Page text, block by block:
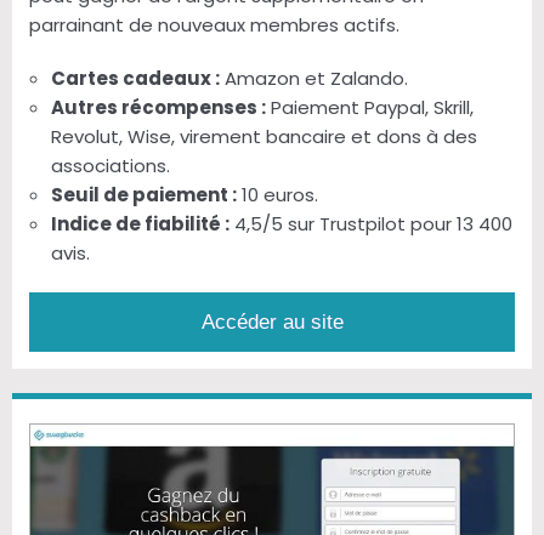
parrainant de nouveaux membres actifs.
Cartes cadeaux :Amazon et Zalando.
Autres récompenses :Paiement Paypal, Skrill,
Revolut, Wise, virement bancaire et dons à des
associations.
Seuil de paiement :10 euros.
Indice de fiabilité : 4,5/5 sur Trustpilot pour 13 400
avis.
Accéder au site